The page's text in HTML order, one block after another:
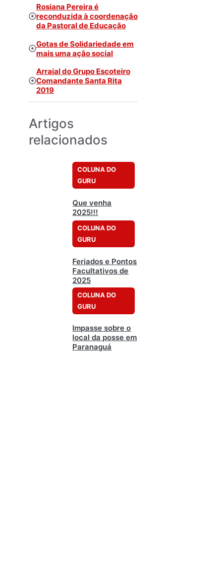
Rosiana Pereira é
reconduzida à coordenação
da Pastoral de Educação
Gotas de Solidariedade em
mais uma ação social
Arraial do Grupo Escoteiro
Comandante Santa Rita
2019
Artigos
relacionados
COLUNA DO
GURU
Que venha
2025!!!
COLUNA DO
GURU
Feriados e Pontos
Facultativos de
2025
COLUNA DO
GURU
Impasse sobre o
local da posse em
Paranaguá